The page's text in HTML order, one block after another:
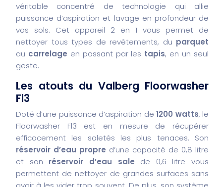
véritable concentré de technologie qui allie
puissance d’aspiration et lavage en profondeur de
vos sols. Cet appareil 2 en 1 vous permet de
nettoyer tous types de revêtements, du parquet
au carrelage en passant par les tapis, en un seul
geste.
Les atouts du Valberg Floorwasher
Fl3
Doté d’une puissance d’aspiration de1200 watts, le
Floorwasher Fl3 est en mesure de récupérer
efficacement les saletés les plus tenaces. Son
réservoir d’eau propre d’une capacité de 0,8 litre
et son réservoir d’eau sale de 0,6 litre vous
permettent de nettoyer de grandes surfaces sans